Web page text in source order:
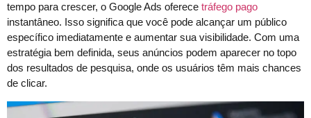
tempo para crescer, o Google Ads oferece tráfego pago
instantâneo. Isso significa que você pode alcançar um público
específico imediatamente e aumentar sua visibilidade. Com uma
estratégia bem definida, seus anúncios podem aparecer no topo
dos resultados de pesquisa, onde os usuários têm mais chances
de clicar.